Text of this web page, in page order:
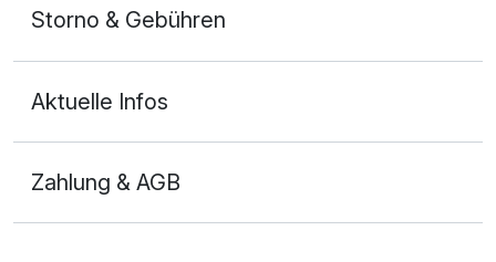
Storno & Gebühren
Aktuelle Infos
Zahlung & AGB